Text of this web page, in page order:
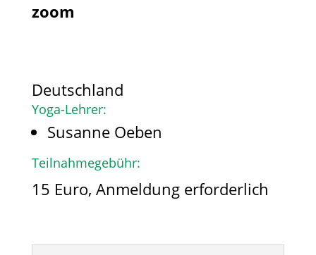
zoom
Deutschland
Yoga-Lehrer:
Susanne Oeben
Teilnahmegebühr:
15 Euro, Anmeldung erforderlich